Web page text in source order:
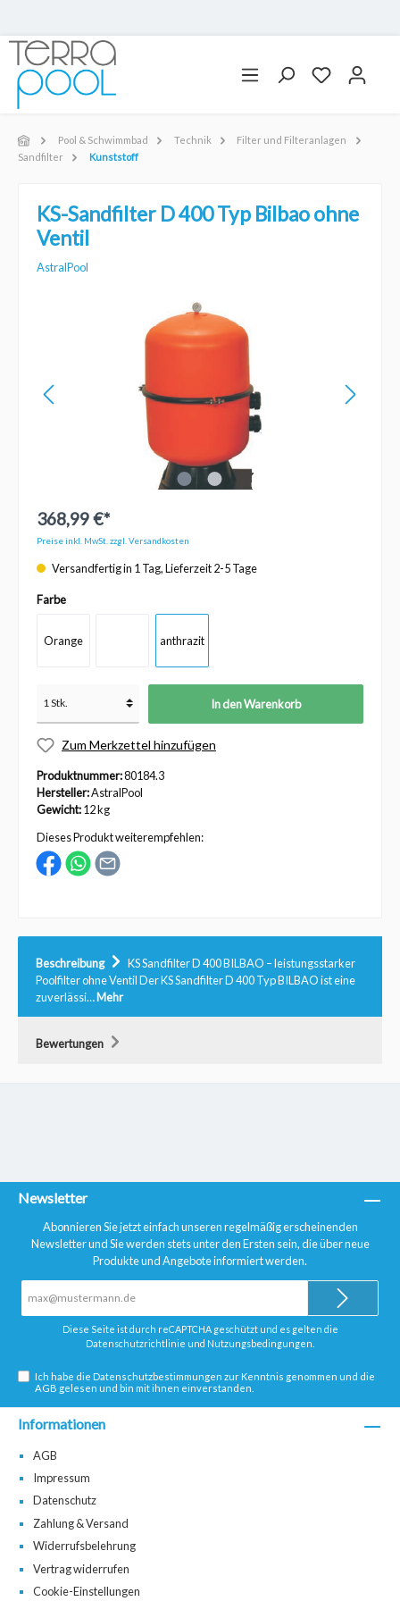
Pool & Schwimmbad Technik
Filter und Filteranlagen
Sandfilter
Kunststoff
KS-Sandfilter D 400 Typ Bilbao ohne
Ventil
AstralPool
368,99 €*
Preise inkl. MwSt. zzgl. Versandkosten
Versandfertig in 1 Tag, Lieferzeit 2-5 Tage
Farbe
Orange anthrazit
In den Warenkorb
Zum Merkzettel hinzufügen
Produktnummer:80184.3
Hersteller:AstralPool
Gewicht:12 kg
Dieses Produkt weiterempfehlen:
Beschreibung
KS Sandfilter D 400 BILBAO – leistungsstarker
Poolfilter ohne Ventil Der KS Sandfilter D 400 Typ BILBAO ist eine
zuverlässi…Mehr
Bewertungen
Newsletter
Abonnieren Sie jetzt einfach unseren regelmäßig erscheinenden
Newsletter und Sie werden stets unter den Ersten sein, die über neue
Produkte und Angebote informiert werden.
Adresse*
Diese Seite ist durch reCAPTCHA geschützt und es gelten die
Datenschutzrichtlinie und Nutzungsbedingungen
Ich habe dieDatenschutzbestimmungen zur Kenntnis genommen und die
AGB gelesen und bin mit ihnen einverstanden.
Informationen
AGB
Impressum
Datenschutz
Zahlung & Versand
Widerrufsbelehrung
Vertrag widerrufen
Cookie-Einstellungen